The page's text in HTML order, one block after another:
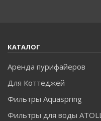
КАТАЛОГ
Аренда пурифайеров
Для Коттеджей
Фильтры Aquaspring
Фильтры для воды ATOLL